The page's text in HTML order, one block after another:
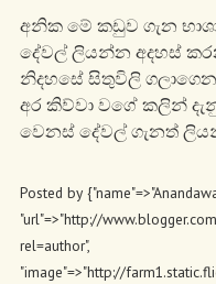
අනික මේ කඩුව ගැන
දේවල් ලියන්න අදහස්
නිදහසේ සිතුවිලි
අර කිව්වා වගේ කලින්
වෙනස් දේවල් ගැනත්
Posted by
"url"=>"http://
rel=author",
"image"=>"http://